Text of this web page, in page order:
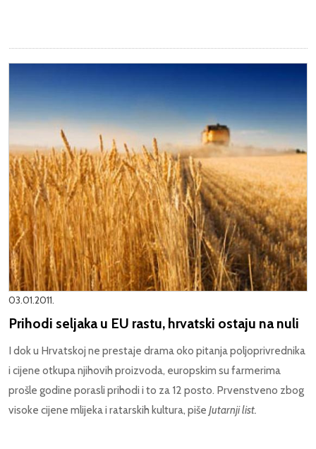
03.01.2011.
Prihodi seljaka u EU rastu, hrvatski ostaju na nuli
I dok u Hrvatskoj ne prestaje drama oko pitanja poljoprivrednika
i cijene otkupa njihovih proizvoda, europskim su farmerima
prošle godine porasli prihodi i to za 12 posto. Prvenstveno zbog
visoke cijene mlijeka i ratarskih kultura, piše Jutarnji list.